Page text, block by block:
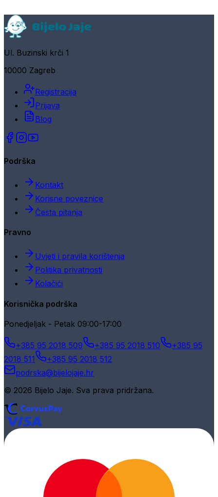
Ul. Buzinski krči 1
10000 Zagreb
Registracija
Prijava
Blog
Podrška
Kontakt
Korisne poveznice
Česta pitanja
Pravno
Uvjeti i pravila korištenja
Politika privatnosti
Kolačići
Korisnička podrška
Ponedjeljak - Petak 09:00-17:00
+385 95 2018 509 +385 95 2018 510
+385 95
2018 511
+385 95 2018 512
podrska@bijelojaje.hr
© 2026 Bijelo Jaje. Sva prava pridržana.